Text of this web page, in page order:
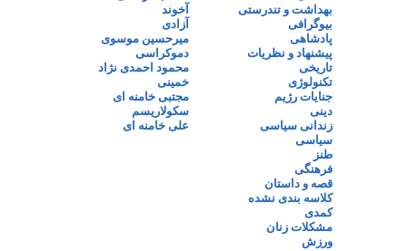
بهداشت و تندرستی
بیوگرافی
پادشاهی
پیشنهاد و نظریات
تاریخی
تکنولوژی
جنایات رژیم
دینی
زندانی سیاسی
سیاسی
طنز
فرهنگی
قصه و داستان
کلاسه بندی نشده
کمدی
مشکلات زنان
ورزش
آخوند
آزادی
میرحسین موسوی
دموکراسی
محمود احمدی نژاد
خمینی
مجتبی خامنه ای
سکولاریسم
علی خامنه ای